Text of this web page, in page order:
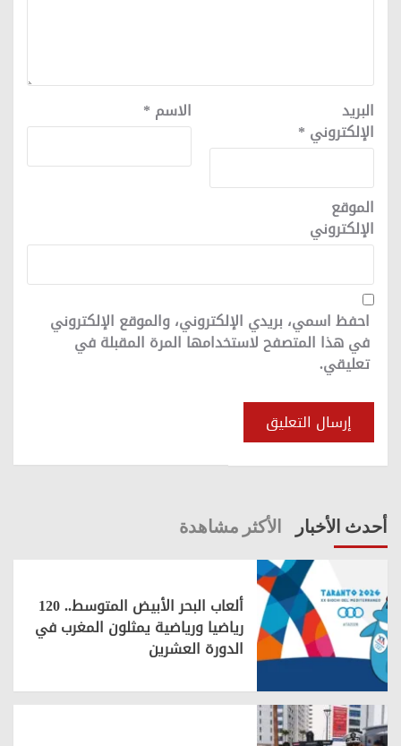
الاسم * البريد
الإلكتروني *
الموقع
الإلكتروني
احفظ اسمي، بريدي الإلكتروني، والموقع الإلكتروني
في هذا المتصفح لاستخدامها المرة المقبلة في
تعليقي.
أحدث الأخبار الأكثر مشاهدة
ألعاب البحر الأبيض المتوسط.. 120
رياضيا ورياضية يمثلون المغرب في
الدورة العشرين